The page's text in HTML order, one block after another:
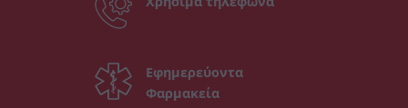
Εφημερεύοντα
Φαρμακεία